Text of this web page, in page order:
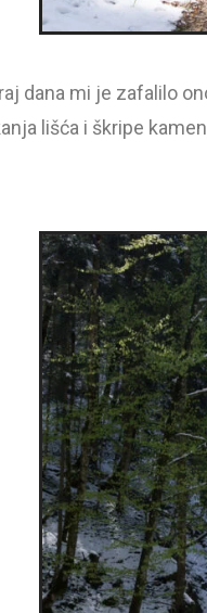
dana mi je zafalilo
lišća i škripe